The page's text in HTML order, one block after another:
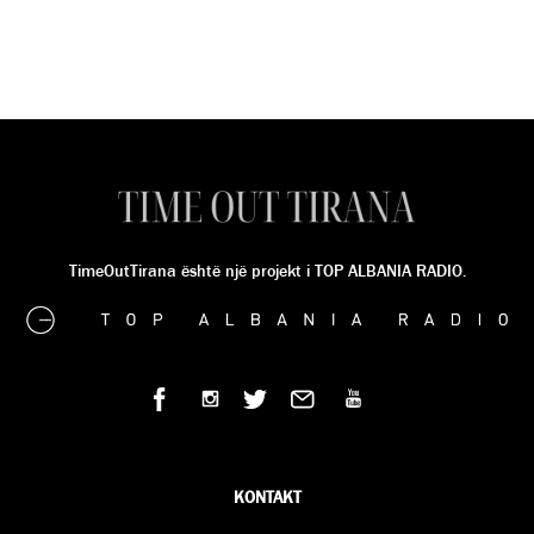
TimeOutTirana është një projekt i TOP ALBANIA RADIO.
KONTAKT